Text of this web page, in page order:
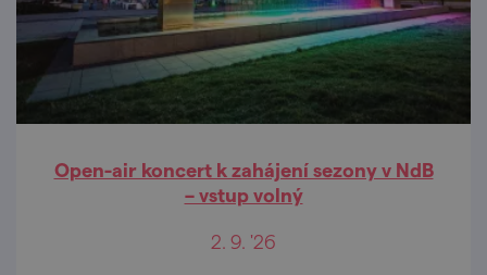
Open-air koncert k zahájení sezony v NdB
– vstup volný
2. 9. '26